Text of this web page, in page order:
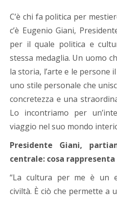
C’è chi fa politica per
c’è Eugenio Giani,
per il quale politica e
stessa medaglia. Un uomo
la storia, l’arte e le persone
uno stile personale che
concretezza e una
Lo incontriamo per
viaggio nel suo mondo
Presidente Giani,
centrale: cosa
“La cultura per me è un
civiltà. È ciò che permette a